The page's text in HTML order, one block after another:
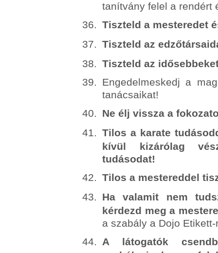
tanítvány felel a rendért
Tiszteld a mesteredet
Tiszteld az
Tiszteld az
Engedelmeskedj a
tanácsaikat!
Ne élj vissza a
Tilos a karate
kívül kizárólag
tudásodat!
Tilos a mestereddel
Ha valamit nem
kérdezd meg a
a szabály a Dojo
A látogatók